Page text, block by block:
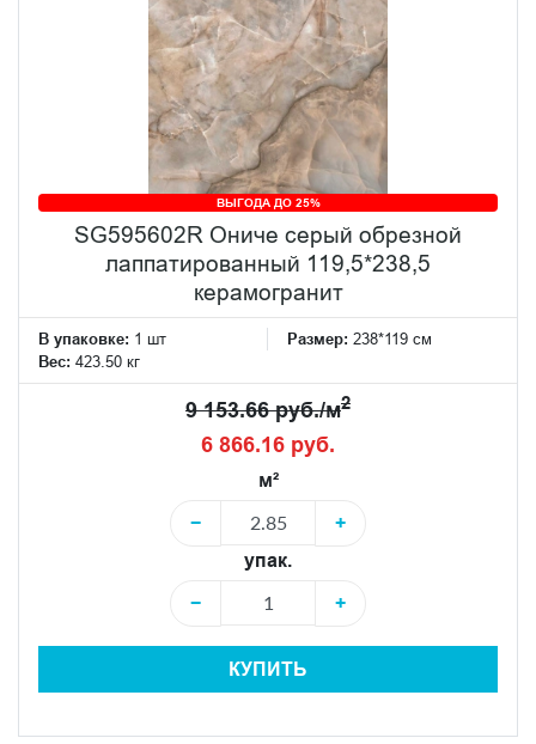
ВЫГОДА ДО 25%
SG595602R Ониче серый обрезной
лаппатированный 119,5*238,5
керамогранит
В упаковке: 1 шт Размер: 238*119 см
Вес: 423.50 кг
9 153.66 руб./м2
6 866.16 руб.
м²
−
+
упак.
−
+
КУПИТЬ